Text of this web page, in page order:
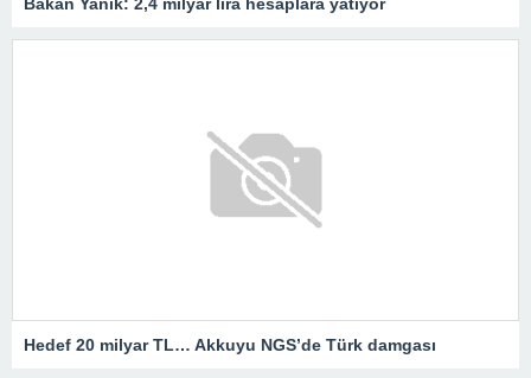
Hedef 20 milyar TL… Akkuyu NGS’de Türk damgası